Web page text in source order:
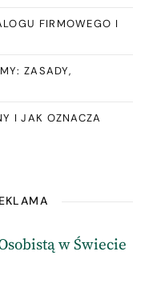
FIRMOWEGO I
ZASADY,
I JAK OZNACZA
w Świecie